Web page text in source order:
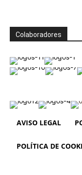
Colaboradores
AVISO LEGAL
POLÍTICA DE